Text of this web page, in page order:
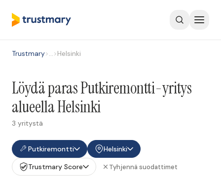
Trustmary>…>Helsinki
Löydä paras Putkiremontti-yritys
alueella Helsinki
3 yritystä
Putkiremontti
Helsinki
Trustmary Score
Tyhjennä suodattimet